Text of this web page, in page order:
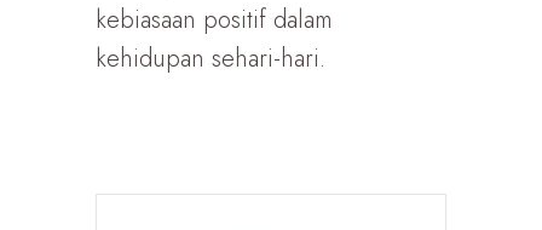
kebiasaan positif dalam
kehidupan sehari-hari.